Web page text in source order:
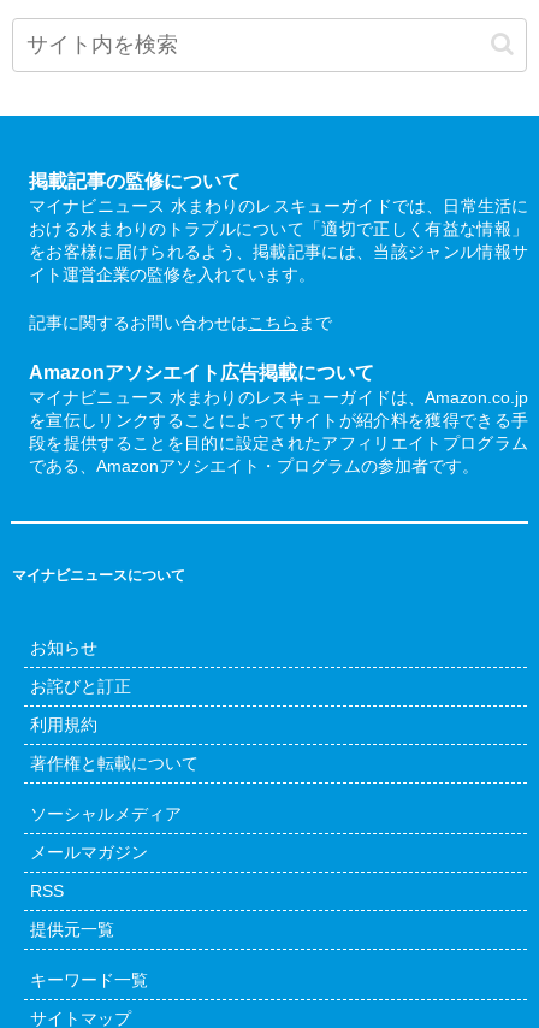
掲載記事の監修について
マイナビニュース 水まわりのレスキューガイドでは、日常生活に
おける水まわりのトラブルについて「適切で正しく有益な情報」
をお客様に届けられるよう、掲載記事には、当該ジャンル情報サ
イト運営企業の監修を入れています。
記事に関するお問い合わせはこちら まで
Amazonアソシエイト広告掲載について
マイナビニュース 水まわりのレスキューガイドは、Amazon.co.jp
を宣伝しリンクすることによってサイトが紹介料を獲得できる手
段を提供することを目的に設定されたアフィリエイトプログラム
である、Amazonアソシエイト・プログラムの参加者です。
マイナビニュースについて
お知らせ
お詫びと訂正
利用規約
著作権と転載について
ソーシャルメディア
メールマガジン
RSS
提供元一覧
キーワード一覧
サイトマップ